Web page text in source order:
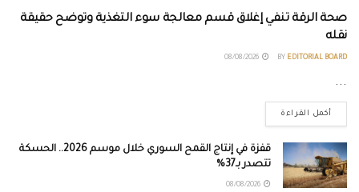
صحة الرقة تنفي إغلاق قسم معالجة سوء التغذية وتوضح حقيقة
نقله
BY EDITORIAL BOARD
...
أكمل القراءة
قفزة في إنتاج القمح السوري خلال موسم 2026.. الحسكة
تتصدر بـ37%